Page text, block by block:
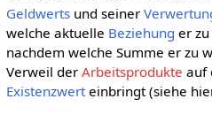
Geldwertsund seiner
welche aktuelle Beziehung er
nachdem welche Summe er zu
Verweil der Arbeitsprodukte auf
Existenzwerteinbringt (siehe